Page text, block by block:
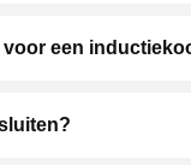
een